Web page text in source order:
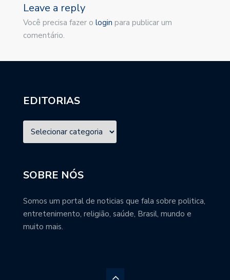
Leave a reply
Você precisa fazer o login para publicar um
comentário.
EDITORIAS
SOBRE NÓS
Somos um portal de noticias que fala sobre politica,
entretenimento, religião, saúde, Brasil, mundo e
muito mais.